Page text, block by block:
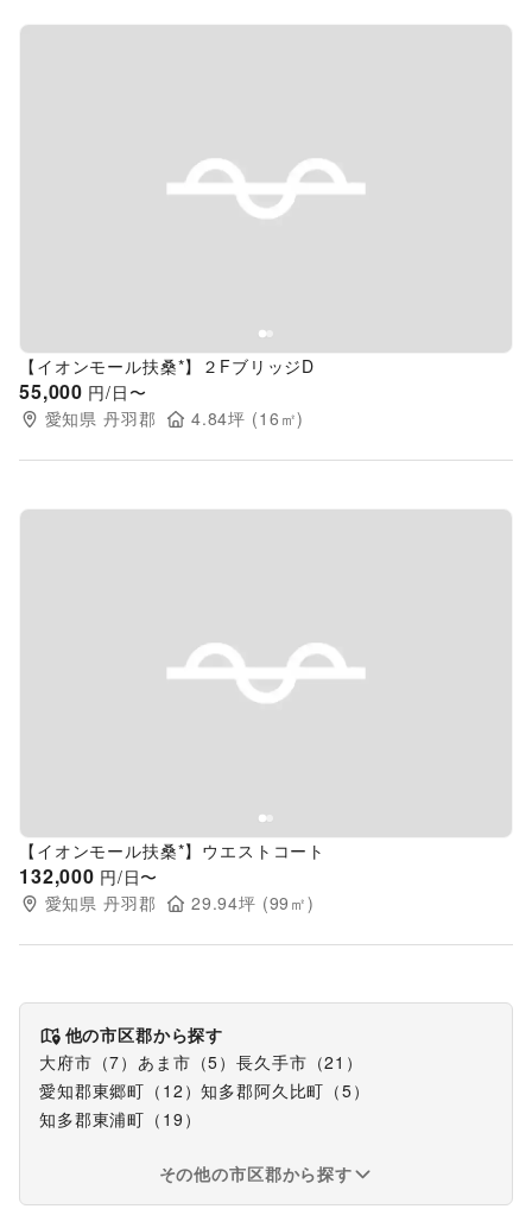
Previous slide
【イオンモール扶桑*】２FブリッジD
55,000 円/日〜
愛知県 丹羽郡 4.84坪 (16 ㎡)
Previous slide
【イオンモール扶桑*】ウエストコート
132,000 円/日〜
愛知県 丹羽郡 29.94坪 (99 ㎡)
他の市区郡から探す
大府市 （7）あま市 （5）長久手市 （21 ）
愛知郡東郷町 （ 12 ）知多郡阿久比町 （5）
知多郡東浦町 （ 19 ）
その他の市区郡から探す